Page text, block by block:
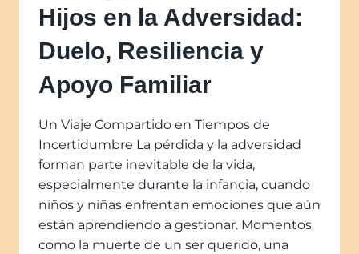
Hijos en la Adversidad:
Duelo, Resiliencia y
Apoyo Familiar
Un Viaje Compartido en Tiempos de
Incertidumbre La pérdida y la adversidad
forman parte inevitable de la vida,
especialmente durante la infancia, cuando
niños y niñas enfrentan emociones que aún
están aprendiendo a gestionar. Momentos
como la muerte de un ser querido, una